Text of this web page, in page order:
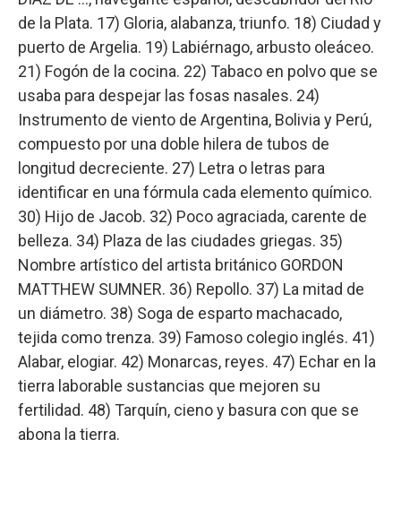
de la Plata. 17) Gloria, alabanza, triunfo. 18) Ciudad y
puerto de Argelia. 19) Labiérnago, arbusto oleáceo.
21) Fogón de la cocina. 22) Tabaco en polvo que se
usaba para despejar las fosas nasales. 24)
Instrumento de viento de Argentina, Bolivia y Perú,
compuesto por una doble hilera de tubos de
longitud decreciente. 27) Letra o letras para
identificar en una fórmula cada elemento químico.
30) Hijo de Jacob. 32) Poco agraciada, carente de
belleza. 34) Plaza de las ciudades griegas. 35)
Nombre artístico del artista británico GORDON
MATTHEW SUMNER. 36) Repollo. 37) La mitad de
un diámetro. 38) Soga de esparto machacado,
tejida como trenza. 39) Famoso colegio inglés. 41)
Alabar, elogiar. 42) Monarcas, reyes. 47) Echar en la
tierra laborable sustancias que mejoren su
fertilidad. 48) Tarquín, cieno y basura con que se
abona la tierra.